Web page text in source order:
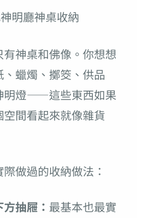
明廳神桌收納
神桌和佛像。你想想
蠟燭、擲筊、供品
明燈——這些東西如果
間看起來就像雜貨
做過的收納做法：
抽屜： 最基本也最實